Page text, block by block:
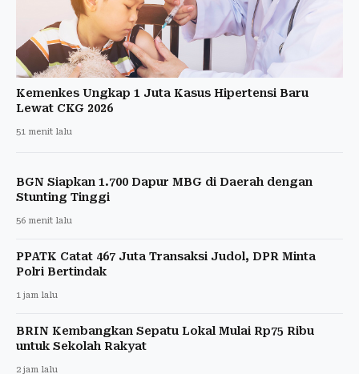
Kemenkes Ungkap 1 Juta Kasus Hipertensi Baru
Lewat CKG 2026
51 menit lalu
BGN Siapkan 1.700 Dapur MBG di Daerah dengan
Stunting Tinggi
56 menit lalu
PPATK Catat 467 Juta Transaksi Judol, DPR Minta
Polri Bertindak
1 jam lalu
BRIN Kembangkan Sepatu Lokal Mulai Rp75 Ribu
untuk Sekolah Rakyat
2 jam lalu